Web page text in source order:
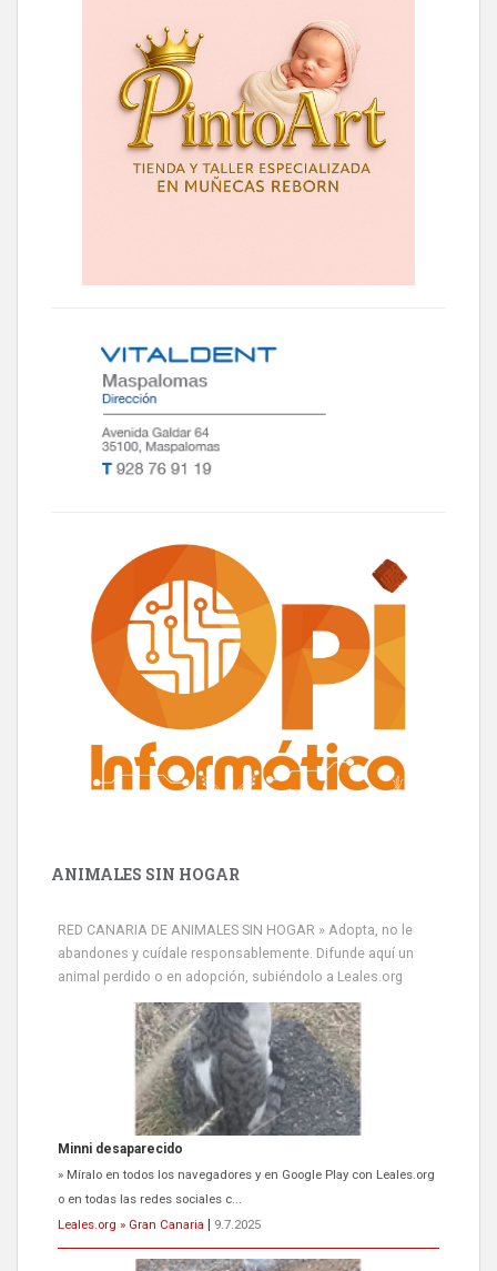
ANIMALES SIN HOGAR
RED CANARIA DE ANIMALES SIN HOGAR » Adopta, no le
abandones y cuídale responsablemente. Difunde aquí un
animal perdido o en adopción, subiéndolo a Leales.org
Minni desaparecido
» Míralo en todos los navegadores y en Google Play con Leales.org
o en todas las redes sociales c...
Leales.org » Gran Canaria
9.7.2025